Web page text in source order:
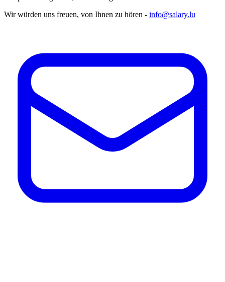
Wir würden uns freuen, von Ihnen zu hören - info@salary.lu